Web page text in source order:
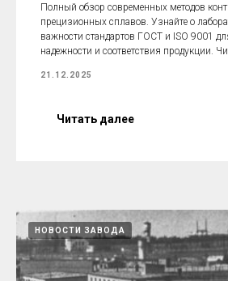
Полный обзор современных методов
прецизионных сплавов. Узнайте о
важности стандартов ГОСТ и ISO 9001
надежности и соответствия продукции.
21.12.2025
Читать далее
НОВОСТИ ЗАВОДА